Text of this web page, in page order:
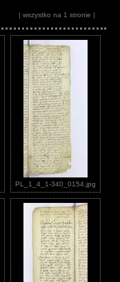
| wszystko na 1 stronie |
PL_1_4_1-340_0154.jpg